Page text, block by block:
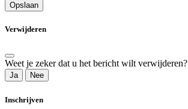
Opslaan
Verwijderen
Weet je zeker dat u het bericht wilt verwijderen?
Ja Nee
Inschrijven